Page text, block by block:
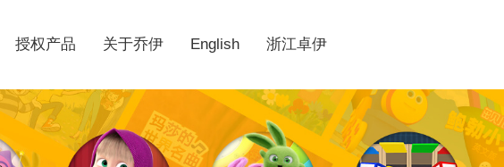
授权产品 关于乔伊 English 浙江卓伊